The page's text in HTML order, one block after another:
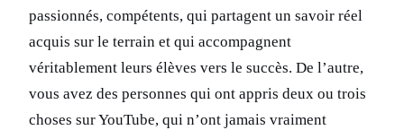
passionnés, compétents, qui partagent un savoir réel
acquis sur le terrain et qui accompagnent
véritablement leurs élèves vers le succès. De l’autre,
vous avez des personnes qui ont appris deux ou trois
choses sur YouTube, qui n’ont jamais vraiment